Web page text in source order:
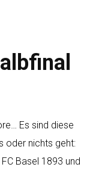
Es sind diese
oder nichts geht:
FC Basel 1893 und